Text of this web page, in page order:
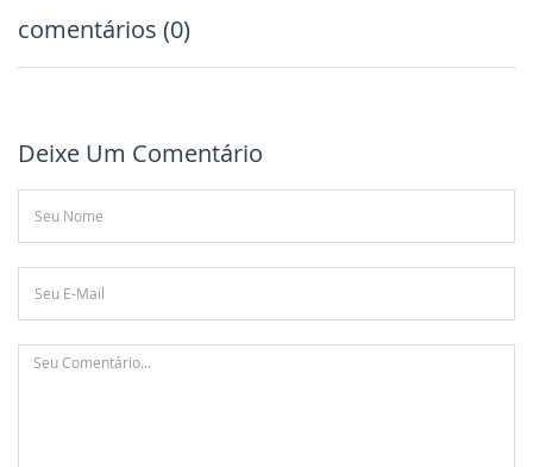
comentários (0)
Deixe Um Comentário